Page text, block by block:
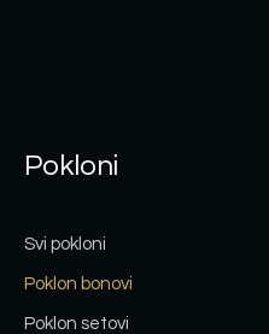
Pokloni
Svi pokloni
Poklon bonovi
Poklon setovi